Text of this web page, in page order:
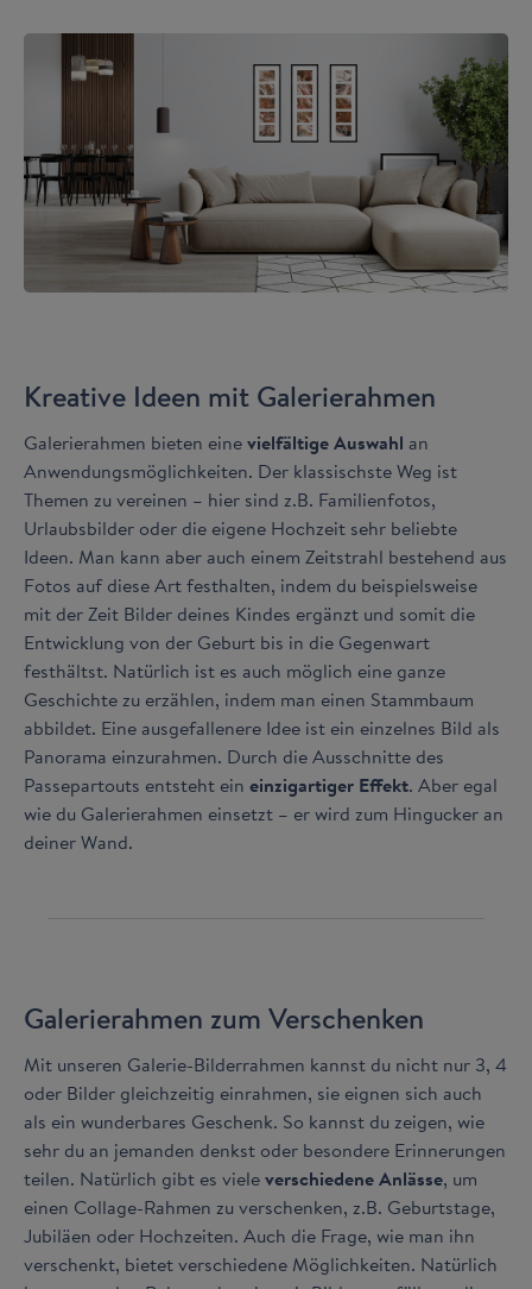
Kreative Ideen mit Galerierahmen
Galerierahmen bieten einevielfältige Auswahl an
Anwendungsmöglichkeiten. Der klassischste Weg ist
Themen zu vereinen – hier sind z.B. Familienfotos,
Urlaubsbilder oder die eigene Hochzeit sehr beliebte
Ideen. Man kann aber auch einem Zeitstrahl bestehend aus
Fotos auf diese Art festhalten, indem du beispielsweise
mit der Zeit Bilder deines Kindes ergänzt und somit die
Entwicklung von der Geburt bis in die Gegenwart
festhältst. Natürlich ist es auch möglich eine ganze
Geschichte zu erzählen, indem man einen Stammbaum
abbildet. Eine ausgefallenere Idee ist ein einzelnes Bild als
Panorama einzurahmen. Durch die Ausschnitte des
Passepartouts entsteht ein einzigartiger Effekt. Aber egal
wie du Galerierahmen einsetzt – er wird zum Hingucker an
deiner Wand.
Galerierahmen zum Verschenken
Mit unseren Galerie-Bilderrahmen kannst du nicht nur 3, 4
oder Bilder gleichzeitig einrahmen, sie eignen sich auch
als ein wunderbares Geschenk. So kannst du zeigen, wie
sehr du an jemanden denkst oder besondere Erinnerungen
teilen. Natürlich gibt es vieleverschiedene Anlässe, um
einen Collage-Rahmen zu verschenken, z.B. Geburtstage,
Jubiläen oder Hochzeiten. Auch die Frage, wie man ihn
verschenkt, bietet verschiedene Möglichkeiten. Natürlich